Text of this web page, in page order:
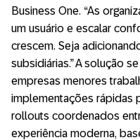
Business One. “As
um usuário e escalar
crescem. Seja
subsidiárias.” A solução
empresas menores
implementações rápidas
rollouts coordenados
experiência moderna,